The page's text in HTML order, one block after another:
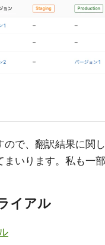
ので、翻訳結果に関
いります。私も一部
イアル